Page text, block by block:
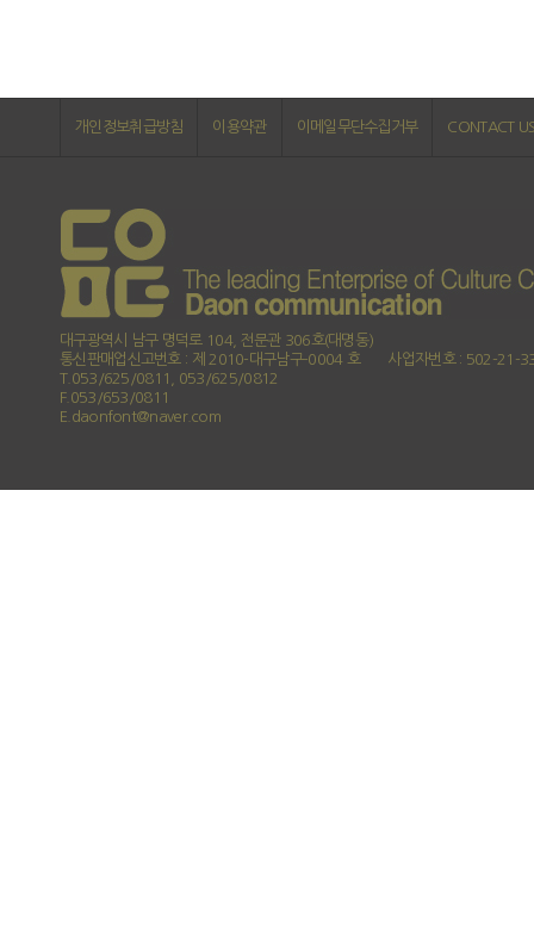
개인정보취급방침 이용약관 이메일무단수집거부 CONTACT
대구광역시 남구 명덕로 104, 전문관 306호(대명동)
통신판매업신고번호 : 제 2010-대구남구-0004 호
사업자번호 : 502-21-
T.053/625/0811, 053/625/0812
F.053/653/0811
E.daonfont@naver.com